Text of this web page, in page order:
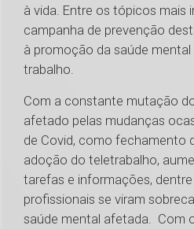
à vida. Entre os tópicos mais
campanha de prevenção
à promoção da saúde
trabalho.
Com a constante mutação
afetado pelas mudanças
de Covid, como fechamento
adoção do teletrabalho,
tarefas e informações,
profissionais se viram
saúde mental afetada. Com